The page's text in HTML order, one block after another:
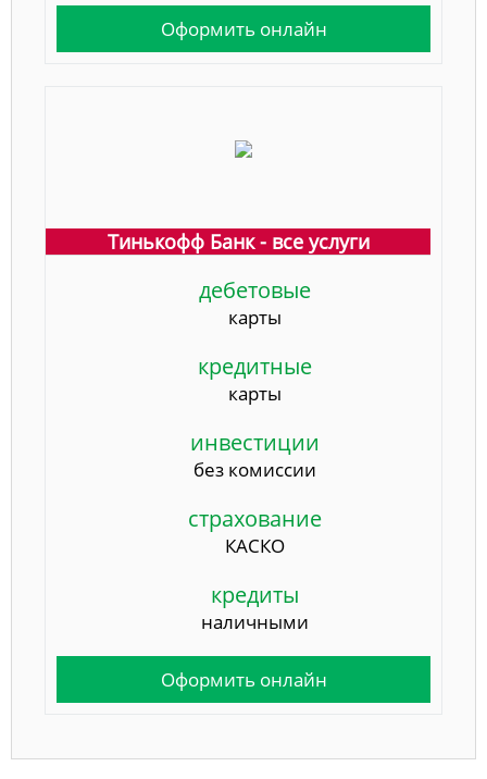
Оформить онлайн
Тинькофф Банк - все услуги
дебетовые
карты
кредитные
карты
инвестиции
без комиссии
страхование
КАСКО
кредиты
наличными
Оформить онлайн